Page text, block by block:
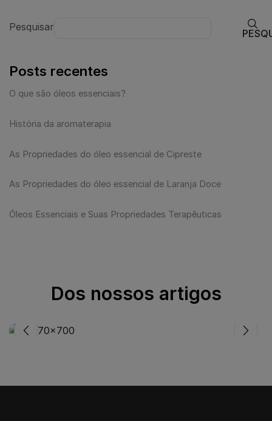
Pesquisar
Posts recentes
O que são óleos essenciais?
História da aromaterapia
As Propriedades do óleo essencial de Cipreste
As Propriedades do óleo essencial de Laranja Doce
Óleos Essenciais e Suas Propriedades Terapêuticas
Dos nossos artigos